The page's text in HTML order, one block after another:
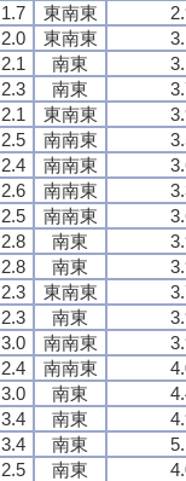
1.7 東南東
2.0 東南東
2.1 南東
2.3 南東
2.1 東南東
2.5 南南東
2.4 南南東
2.6 南南東
2.5 南南東
2.8 南東
2.8 南東
2.3 東南東
2.3 南東
3.0 南南東
2.4 南南東
3.0 南東
3.4 南東
3.4 南東
2.5 南東